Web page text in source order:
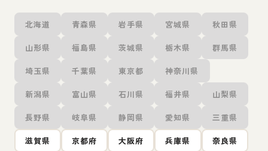
北海道 青森県 岩手県 宮城県 秋田県
山形県 福島県 茨城県 栃木県 群馬県
埼玉県 千葉県 東京都 神奈川県
新潟県 富山県 石川県 福井県 山梨県
長野県 岐阜県 静岡県 愛知県 三重県
滋賀県 京都府 大阪府 兵庫県 奈良県